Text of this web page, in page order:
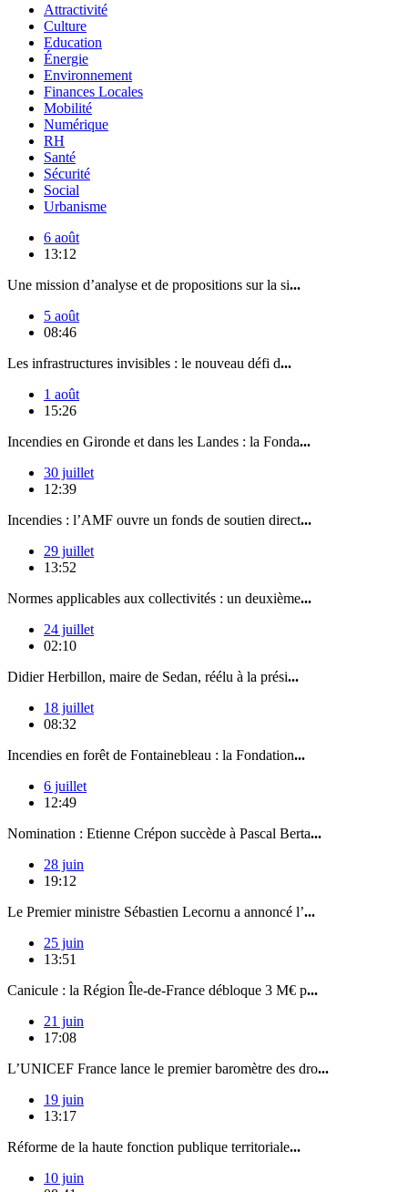
Attractivité
Culture
Education
Énergie
Environnement
Finances Locales
Mobilité
Numérique
RH
Santé
Sécurité
Social
Urbanisme
6 août
13:12
Une mission d’analyse et de propositions sur la si...
5 août
08:46
Les infrastructures invisibles : le nouveau défi d...
1 août
15:26
Incendies en Gironde et dans les Landes : la Fonda...
30 juillet
12:39
Incendies : l’AMF ouvre un fonds de soutien direct...
29 juillet
13:52
Normes applicables aux collectivités : un deuxième...
24 juillet
02:10
Didier Herbillon, maire de Sedan, réélu à la prési...
18 juillet
08:32
Incendies en forêt de Fontainebleau : la Fondation...
6 juillet
12:49
Nomination : Etienne Crépon succède à Pascal Berta...
28 juin
19:12
Le Premier ministre Sébastien Lecornu a annoncé l’...
25 juin
13:51
Canicule : la Région Île-de-France débloque 3 M€ p...
21 juin
17:08
L’UNICEF France lance le premier baromètre des dro...
19 juin
13:17
Réforme de la haute fonction publique territoriale...
10 juin